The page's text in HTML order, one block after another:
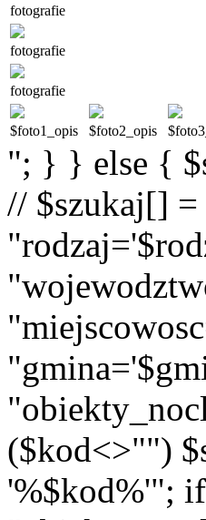
fotografie
fotografie
fotografie
$foto1_opis $foto2_opis
"; } } else {
// $szukaj[]
($kod<>"")
'%$kod%'";